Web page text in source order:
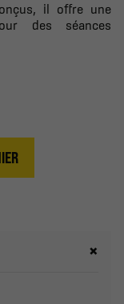
il offre une
des séances